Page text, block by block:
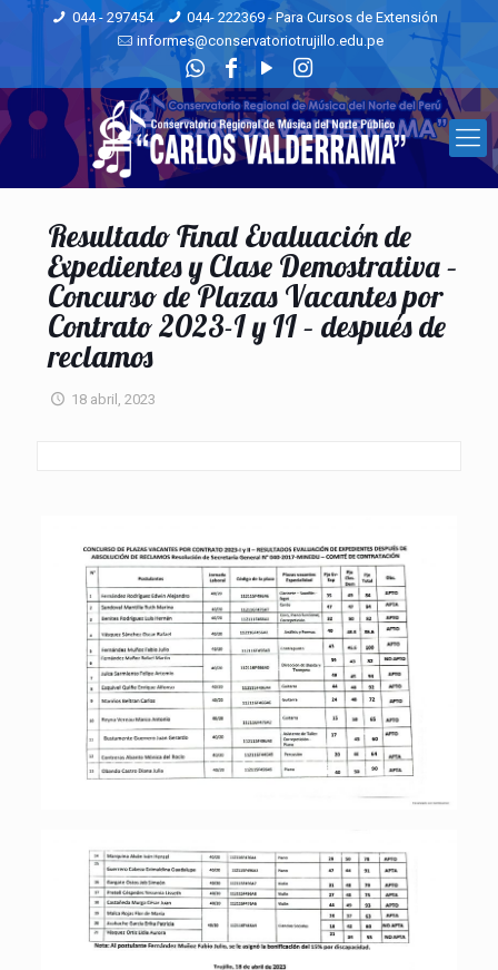
044 - 297454
044- 222369 - Para Cursos de Extensión
informes@conservatoriotrujillo.edu.pe
Resultado Final Evaluación de
Expedientes y Clase Demostrativa –
Concurso de Plazas Vacantes por
Contrato 2023-I y II – después de
reclamos
18 abril, 2023